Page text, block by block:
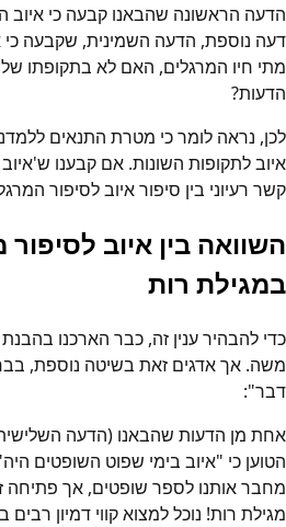
הדעה הראשונה שהבאנו קבעה כי איוב
דעה נוספת, הדעה השמינית, שקבעה כי
מתי חיו המרגלים, האם לא בתקופתו
הדעות?
לכן, נראה לומר כי מטרת התנאים
איוב לתקופות השונות. אם קבענו
קשר רעיוני בין סיפור איוב לסיפור
השוואה בין איוב
במגילת רות
כדי להבהיר ענין זה, כבר הארכנו
משה. אך אדגים זאת בשיטה נוספת,
דבר":
אחת מן הדעות שהבאנו (הדעה
הטוען כי "איוב בימי שפוט השופטים
מחבר אותנו לספר שופטים, אך פתיחה
מגילת רות! נוכל למצוא קווי דמיון